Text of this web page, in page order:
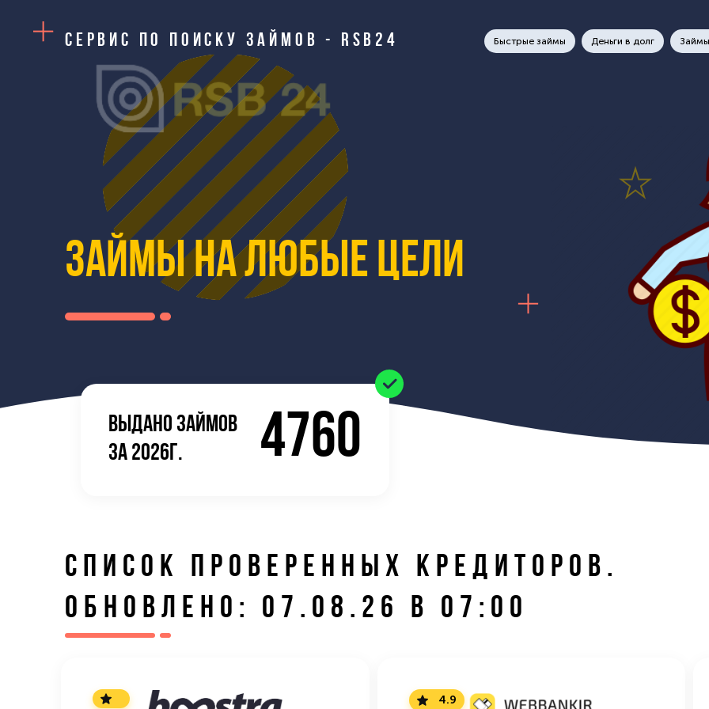
Сервис по поиску займов - RSB24 Быстрые займы Деньги в долг
Займы на любые цели
ВЫДАНО ЗАЙМОВ
ЗА 2026Г.
4760
СПИСОК ПРОВЕРЕННЫХ КРЕДИТОРОВ.
ОБНОВЛЕНО: 07.08.26 В 07:00
4.9